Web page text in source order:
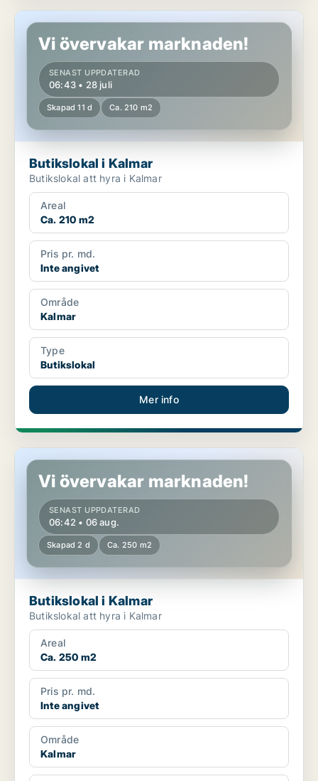
Butikslokal i Kalmar
Vi övervakar marknaden!
SENAST UPPDATERAD
06:43 • 28 juli
Skapad 11 d Ca. 210 m2
Butikslokal i Kalmar
Butikslokal att hyra i Kalmar
Areal
Ca. 210 m2
Pris pr. md.
Inte angivet
Område
Kalmar
Type
Butikslokal
Mer info
Butikslokal i Kalmar
Vi övervakar marknaden!
SENAST UPPDATERAD
06:42 • 06 aug.
Skapad 2 d Ca. 250 m2
Butikslokal i Kalmar
Butikslokal att hyra i Kalmar
Areal
Ca. 250 m2
Pris pr. md.
Inte angivet
Område
Kalmar